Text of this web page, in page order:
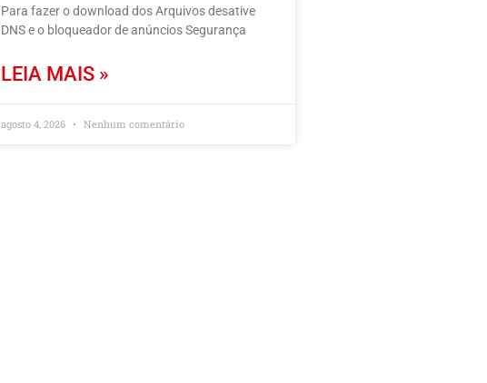
Para fazer o download dos Arquivos desative
DNS e o bloqueador de anúncios Segurança
LEIA MAIS »
agosto 4, 2026 Nenhum comentário